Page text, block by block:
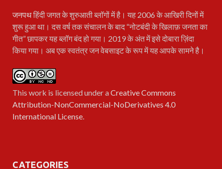
जनपथहिंदी जगत के शुरुआती ब्लॉगों में है। यह 2006 के आखिरी दिनों में
शुरू हुआ था। दस वर्ष तक संचालन के बाद “नोटबंदी के खिलाफ़ जनता का
गीत” छापकर यह ब्लॉग बंद हो गया। 2019 के अंत में इसे दोबारा ज़िंदा
किया गया। अब एक स्वतंत्र जन वेबसाइट के रूप में यह आपके सामने है।
This work is licensed under aCreative Commons
Attribution-NonCommercial-NoDerivatives 4.0
International License.
CATEGORIES